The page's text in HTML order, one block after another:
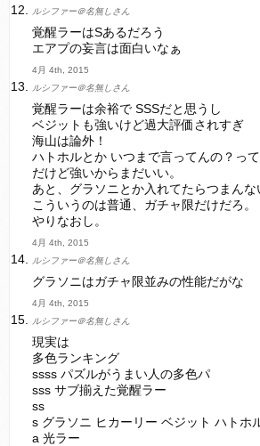
ルシファー＠名無しさん
覚醒ラーはSあるだろう
エアプの妄言は面白いなぁ
4月 4th, 2015
ルシファー＠名無しさん
覚醒ラーは余裕で SSSだと思うし
ベジットも強いけど過大評価されすぎ
海山は論外！
ハトホルとか いつまで言ってんの？っ
だけど強いからまだいい。
あと、グラソニとか入れてたらつまんな
こういうのは普通、ガチャ限だけだろ。
やりなおし。
4月 4th, 2015
ルシファー＠名無しさん
グラソニはガチャ限並みの性能だがな
4月 4th, 2015
ルシファー＠名無しさん
現実は
多色ランキング
ssss パズルがうまい人の多色パ
sss サブ揃えた覚醒ラー
ss
s グラソニ ヒカーリー ベジット ハトホ
a 光ラー